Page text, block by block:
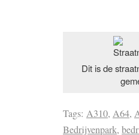
Dit is de
Tags: A310, A64,
Bedrijvenpark,